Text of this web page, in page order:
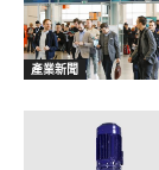
產業新聞